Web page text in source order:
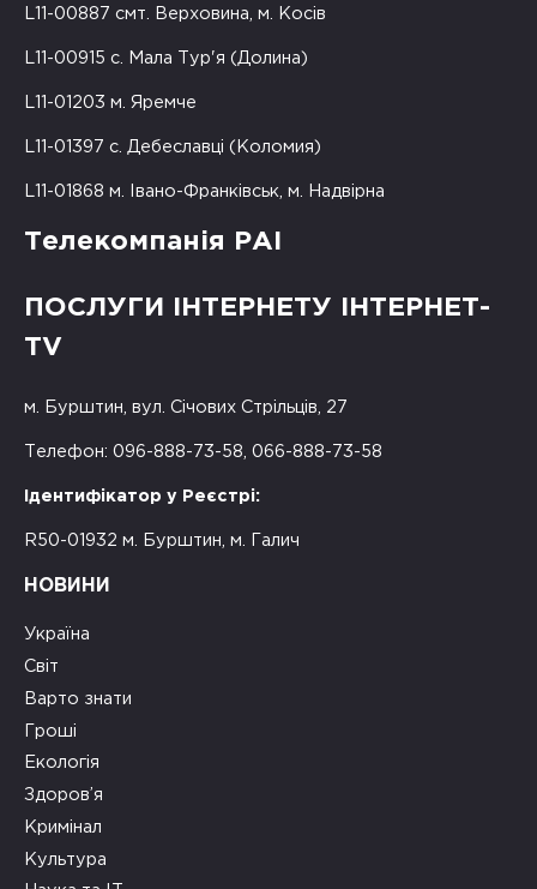
L11-00887 смт. Верховина, м. Косів
L11-00915 с. Мала Тур'я (Долина)
L11-01203 м. Яремче
L11-01397 с. Дебеславці (Коломия)
L11-01868 м. Івано-Франківськ, м. Надвірна
Телекомпанія РАІ
ПОСЛУГИ ІНТЕРНЕТУ ІНТЕРНЕТ-
TV
м. Бурштин, вул. Січових Стрільців, 27
Телефон: 096-888-73-58, 066-888-73-58
Ідентифікатор у Реєстрі:
R50-01932 м. Бурштин, м. Галич
НОВИНИ
Україна
Світ
Варто знати
Гроші
Екологія
Здоров’я
Кримінал
Культура